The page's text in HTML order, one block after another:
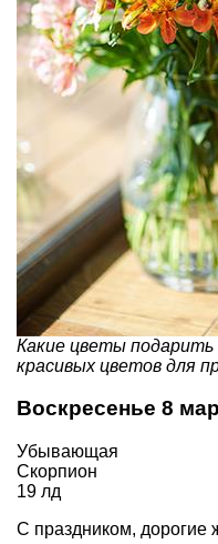
Какие цветы
красивых цветов для
Воскресенье 8
Убывающая
Скорпион
19 лд
С праздником, дорогие